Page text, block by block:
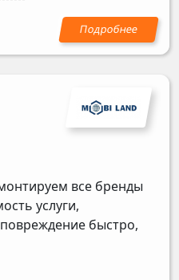
все бренды
услуги,
быстро,